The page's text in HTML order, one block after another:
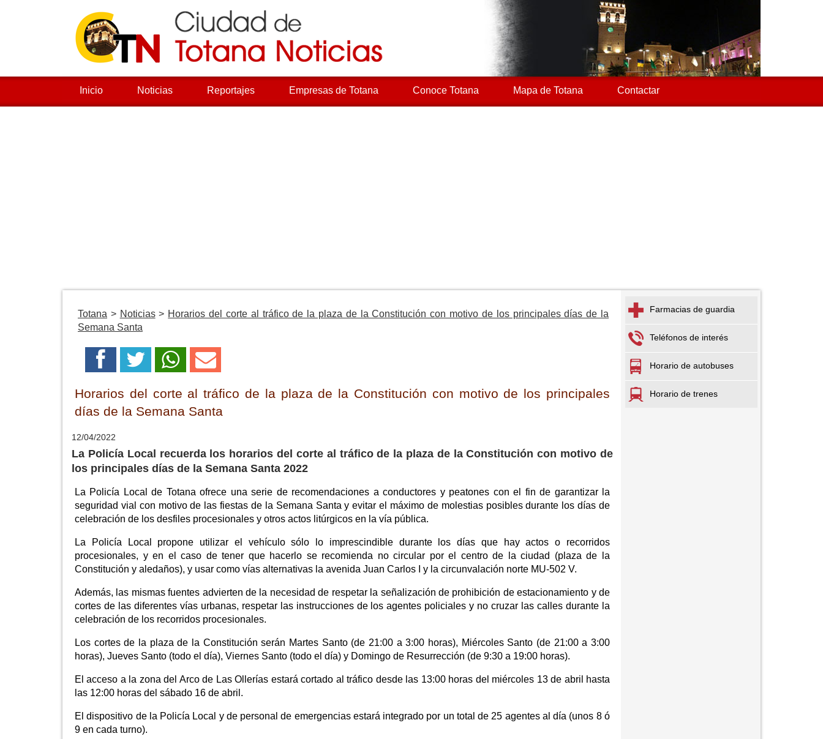
Inicio Noticias Reportajes Empresas de Totana Conoce Totana Mapa de Totana Contactar
Totana > Noticias> Horarios del corte al tráfico de la plaza de la Constitución con motivo de los principales días de la
Semana Santa
Horarios del corte al tráfico de la plaza de la Constitución con motivo de los principales
días de la Semana Santa
12/04/2022
La Policía Local recuerda los horarios del corte al tráfico de la plaza de la Constitución con motivo de
los principales días de la Semana Santa 2022
La Policía Local de Totana ofrece una serie de recomendaciones a conductores y peatones con el fin de garantizar la
seguridad vial con motivo de las fiestas de la Semana Santa y evitar el máximo de molestias posibles durante los días de
celebración de los desfiles procesionales y otros actos litúrgicos en la vía pública.
La Policía Local propone utilizar el vehículo sólo lo imprescindible durante los días que hay actos o recorridos
procesionales, y en el caso de tener que hacerlo se recomienda no circular por el centro de la ciudad (plaza de la
Constitución y aledaños), y usar como vías alternativas la avenida Juan Carlos I y la circunvalación norte MU-502 V.
Además, las mismas fuentes advierten de la necesidad de respetar la señalización de prohibición de estacionamiento y de
cortes de las diferentes vías urbanas, respetar las instrucciones de los agentes policiales y no cruzar las calles durante la
celebración de los recorridos procesionales.
Los cortes de la plaza de la Constitución serán Martes Santo (de 21:00 a 3:00 horas), Miércoles Santo (de 21:00 a 3:00
horas), Jueves Santo (todo el día), Viernes Santo (todo el día) y Domingo de Resurrección (de 9:30 a 19:00 horas).
El acceso a la zona del Arco de Las Ollerías estará cortado al tráfico desde las 13:00 horas del miércoles 13 de abril hasta
las 12:00 horas del sábado 16 de abril.
El dispositivo de la Policía Local y de personal de emergencias estará integrado por un total de 25 agentes al día (unos 8 ó
9 en cada turno).
Farmacias de guardia
Teléfonos de interés
Horario de autobuses
Horario de trenes